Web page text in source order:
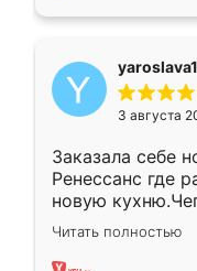
3 августа
Заказала себе
Ренессанс где
новую
вполне
два года,
Читать полностью